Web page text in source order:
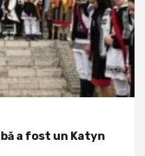
a fost un Katyn